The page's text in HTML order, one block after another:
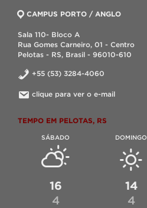
CAMPUS PORTO / ANGLO
Sala 110- Bloco A
Rua Gomes Carneiro, 01 - Centro
Pelotas - RS, Brasil - 96010-610
+55 (53) 3284-4060
clique para ver o e-mail
TEMPO EM PELOTAS, RS
SÁBADO
16
4
DOMINGO
14
4